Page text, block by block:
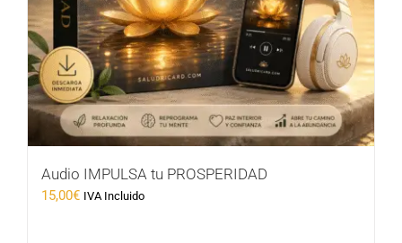
Audio IMPULSA tu PROSPERIDAD
15,00€ IVA Incluido